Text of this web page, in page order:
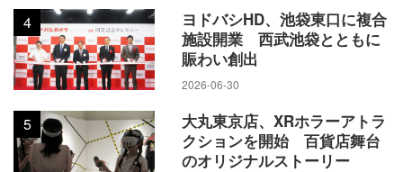
4
ヨドバシHD、池袋東口に複合
施設開業 西武池袋とともに
賑わい創出
2026-06-30
5
大丸東京店、XRホラーアトラ
クションを開始 百貨店舞台
のオリジナルストーリー